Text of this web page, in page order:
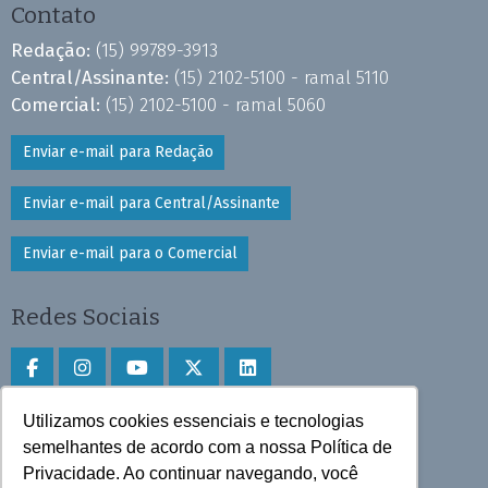
Utilizamos cookies essenciais e tecnologias
semelhantes de acordo com a nossa Política de
Privacidade. Ao continuar navegando, você
Contato
Redação: (15) 99789-3913
Central/Assinante: (15) 2102-5100 - ramal 5110
Comercial: (15) 2102-5100 - ramal 5060
Enviar e-mail para Redação
Enviar e-mail para Central/Assinante
Enviar e-mail para o Comercial
Redes Sociais
Faça download do aplicativo
Play Store e App Store